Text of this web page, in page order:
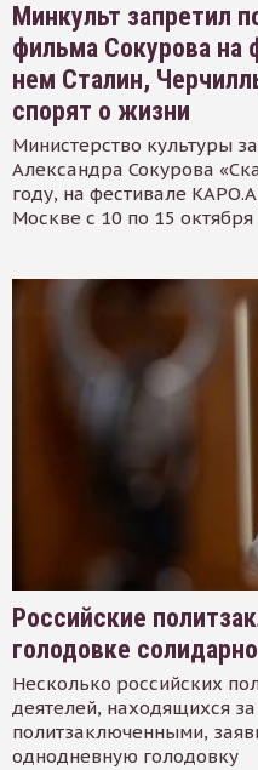
Минкульт запретил
фильма Сокурова на
нем Сталин,
спорят о жизни
Министерство культуры
Александра Сокурова
году, на фестивале
Москве с 10 по 15 октября
Российские
голодовке
Несколько российских
деятелей, находящихся
политзаключенными,
однодневную голодовку